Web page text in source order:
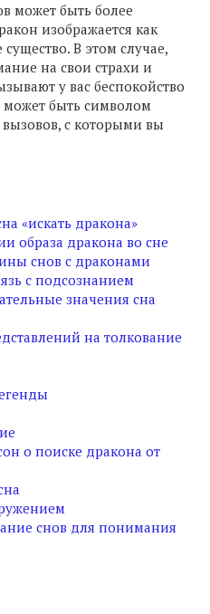
может быть более
изображается как
В этом случае,
на свои страхи и
у вас беспокойство
быть символом
с которыми вы
«искать дракона»
образа дракона во сне
снов с драконами
с подсознанием
значения сна
на толкование
о поиске дракона от
снов для понимания